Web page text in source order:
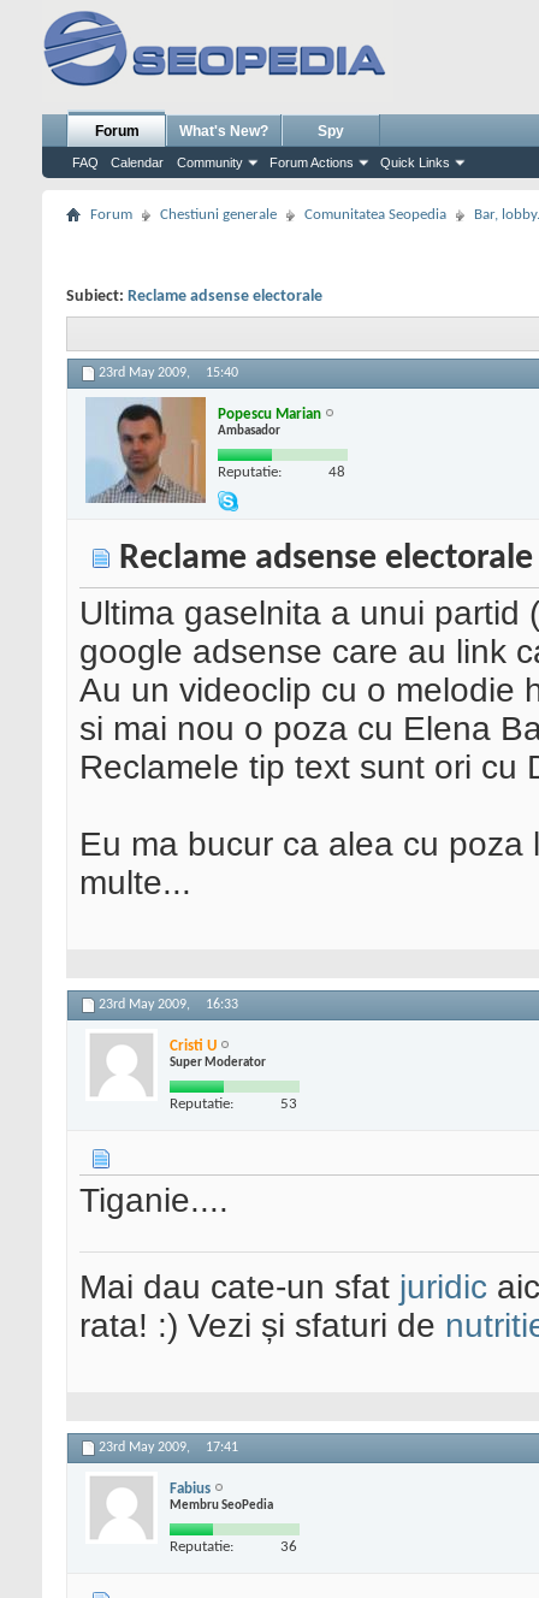
Forum
FAQ Calendar Community Forum Actions Quick Links
What's New? Spy
Forum Chestiuni generale Comunitatea Seopedia Bar,
Subiect: Reclame adsense electorale
23rd May 2009, 15:40
Popescu Marian
Ambasador
Reputatie: 48
Reclame adsense electorale
Ultima gaselnita a unui partid
google adsense care au link
Au un videoclip cu o melodie
si mai nou o poza cu Elena
Reclamele tip text sunt ori cu
Eu ma bucur ca alea cu
multe...
23rd May 2009, 16:33
Cristi U
Super Moderator
Reputatie: 53
Tiganie....
Mai dau cate-un sfat juridic
rata! :) Vezi și sfaturi de
23rd May 2009, 17:41
Fabius
Membru SeoPedia
Reputatie: 36